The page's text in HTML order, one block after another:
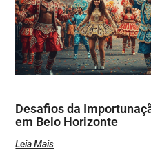
Desafios da
em Belo Horizonte
Leia Mais